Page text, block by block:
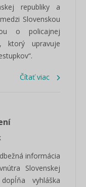
republiky a
Slovenskou
o policajnej
ktorý upravuje
Čítať viac
informácia
Slovenskej
vyhláška